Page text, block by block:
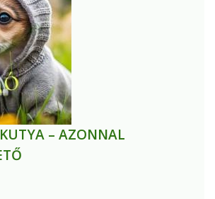
– AZONNAL